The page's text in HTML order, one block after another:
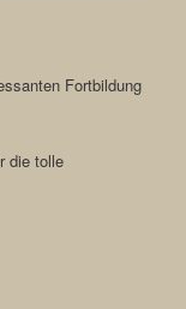
Fortbildung
die tolle